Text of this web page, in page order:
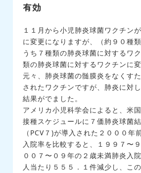
有効
１１月から小児肺炎球菌ワクチン
に変更になりますが、（約９０種
うち７種類の肺炎球菌に対するワ
類の肺炎球菌に対するワクチンに変
元々、肺炎球菌の髄膜炎をなくす
されたワクチンですが、肺炎に対
結果がでました。
アメリカ小児科学会によると、米
接種スケジュールに７価肺炎球菌
（PCV７)が導入された２０００年
入院率を比較すると、１９９７〜
００７〜０９年の２歳未満肺炎入
人当たり５５５．１件減少し、こ